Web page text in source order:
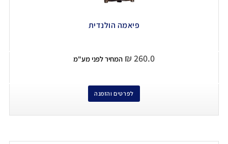
פיאמה הולנדית
₪ 260.0 המחיר לפני מע"מ
לפרטים והזמנה